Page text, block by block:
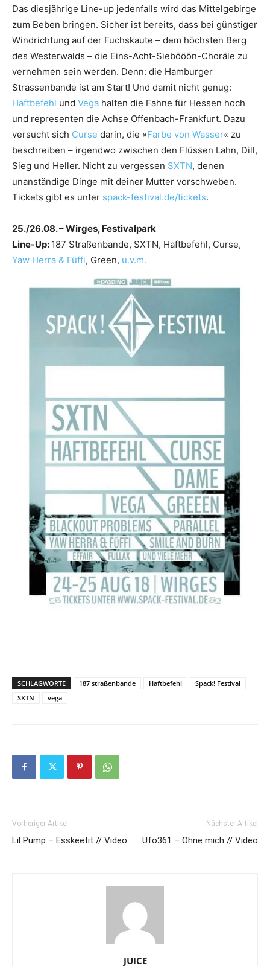
Das diesjährige Line-up jedenfalls wird das Mittelgebirge
zum Beben bringen. Sicher ist bereits, dass bei günstiger
Windrichtung auf der Fuchskaute – dem höchsten Berg
des Westerwalds – die Eins-Acht-Siebööön-Choräle zu
vernehmen sein werden. Denn: die Hamburger
Strassenbande ist am Start! Und damit nicht genug:
Haftbefehl und Vega halten die Fahne für Hessen hoch
und representen die Achse Offenbach-Frankfurt. Dazu
versucht sich Curse darin, die »Farbe von Wasser« zu
beschreiben – irgendwo zwischen den Flüssen Lahn, Dill,
Sieg und Heller. Nicht zu vergessen SXTN, denen
unanständige Dinge mit deiner Mutter vorschweben.
Tickets gibt es unter spack-festival.de/tickets.
25./26.08. – Wirges, Festivalpark
Line-Up: 187 Straßenbande, SXTN, Haftbefehl, Curse,
Yaw Herra & Füffi, Green, u.v.m.
SCHLAGWORTE 187 straßenbande Haftbefehl
Spack! Festival
SXTN
vega
Vorheriger Artikel
Lil Pump – Esskeetit // Video
Nächster Artikel
Ufo361 – Ohne mich // Video
JUICE